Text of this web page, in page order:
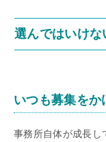
選んではいけな
いつも募集をか
事務所自体が成長し